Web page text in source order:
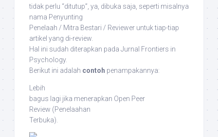
tidak perlu “ditutup”, ya, dibuka saja, seperti misalnya
nama Penyunting
Penelaah / Mitra Bestari / Reviewer untuk tiap-tiap
artikel yang di-review
Hal ini sudah diterapkan pada Jurnal Frontiers in
Psychology.
Berikut ini adalah contoh penampakannya:
Lebih
bagus lagi jika menerapkan Open Peer
Review (Penelaahan
Terbuka).